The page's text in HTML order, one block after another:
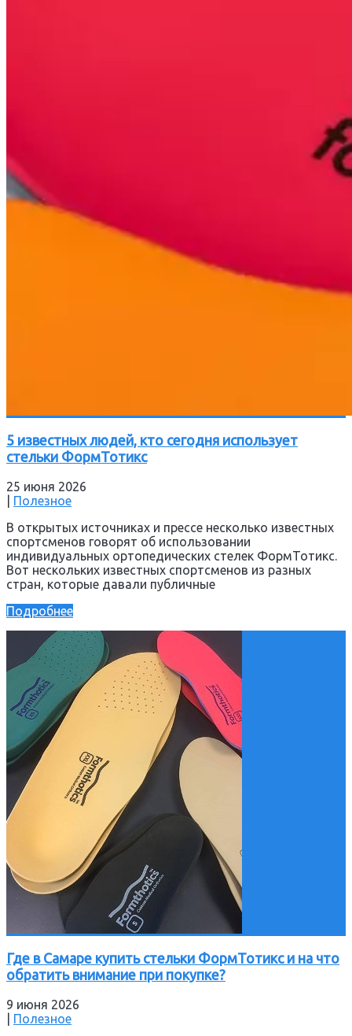
5 известных людей, кто сегодня использует
стельки ФормТотикс
25 июня 2026
Полезное
В открытых источниках и прессе несколько известных
спортсменов говорят об использовании
индивидуальных ортопедических стелек ФормТотикс.
Вот нескольких известных спортсменов из разных
стран, которые давали публичные
Подробнее
Где в Самаре купить стельки ФормТотикс и на что
обратить внимание при покупке?
9 июня 2026
Полезное